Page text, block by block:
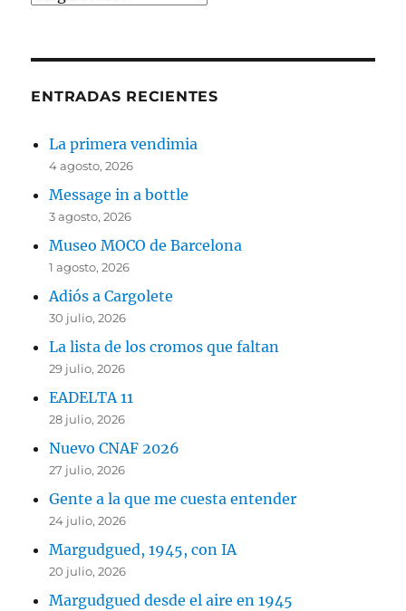
ENTRADAS RECIENTES
La primera vendimia
4 agosto, 2026
Message in a bottle
3 agosto, 2026
Museo MOCO de Barcelona
1 agosto, 2026
Adiós a Cargolete
30 julio, 2026
La lista de los cromos que faltan
29 julio, 2026
EADELTA 11
28 julio, 2026
Nuevo CNAF 2026
27 julio, 2026
Gente a la que me cuesta entender
24 julio, 2026
Margudgued, 1945, con IA
20 julio, 2026
Margudgued desde el aire en 1945